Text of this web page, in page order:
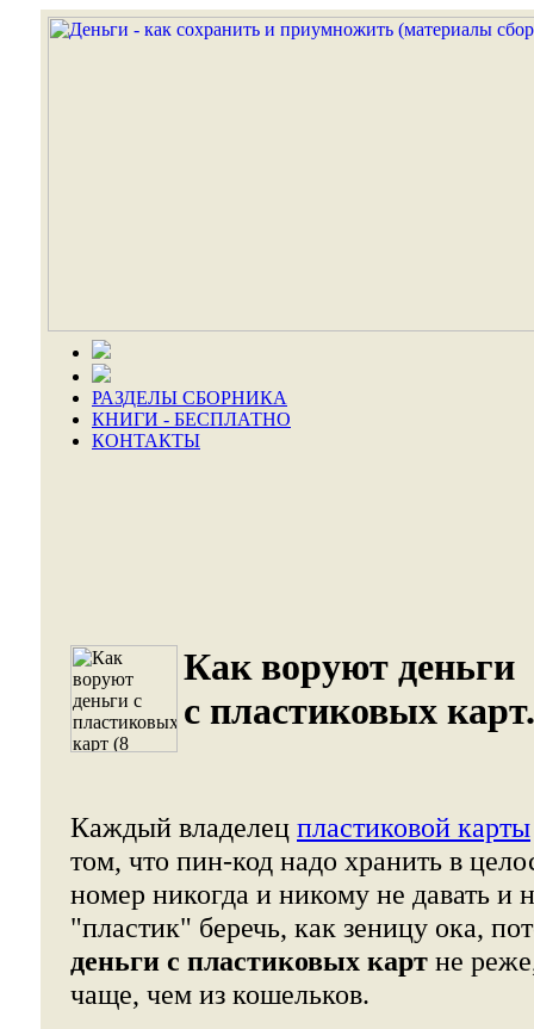
РАЗДЕЛЫ СБОРНИКА
КНИГИ - БЕСПЛАТНО
КОНТАКТЫ
Как воруют деньги
с пластиковых карт.
Каждый владелец пластиковой карты
том, что пин-код надо хранить в
номер никогда и никому не давать и
"пластик" беречь, как зеницу ока,
деньги с пластиковых карт не
чаще, чем из кошельков.